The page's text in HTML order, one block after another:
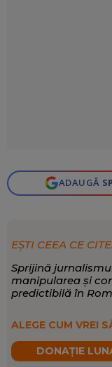
ADAUGĂ
EȘTI CEEA CE
Sprijină
manipularea și
predictibilă în
ALEGE CUM VREI
DONAȚIE